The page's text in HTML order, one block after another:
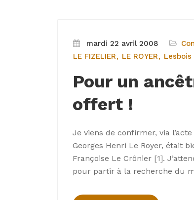
mardi 22 avril 2008
LE FIZELIER
LE ROYER Lesbois
Pour un
offert !
Je viens de confirmer, via
Georges Henri Le Royer, était
Françoise Le Crônier [1].
pour partir à la recherche du